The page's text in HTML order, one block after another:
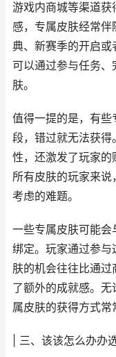
游戏内商城等渠道
感，专属皮肤经常
典、新赛季的开启
可以通过参与任务
肤。
值得一提的是，有些
段，错过就无法获
性，还激发了玩家
所有皮肤的玩家来
考虑的难题。
一些专属皮肤可能
绑定。玩家通过参
肤的机会往往比通
了额外的成就感。
属皮肤的获得方式常
| 三、该该怎么办办